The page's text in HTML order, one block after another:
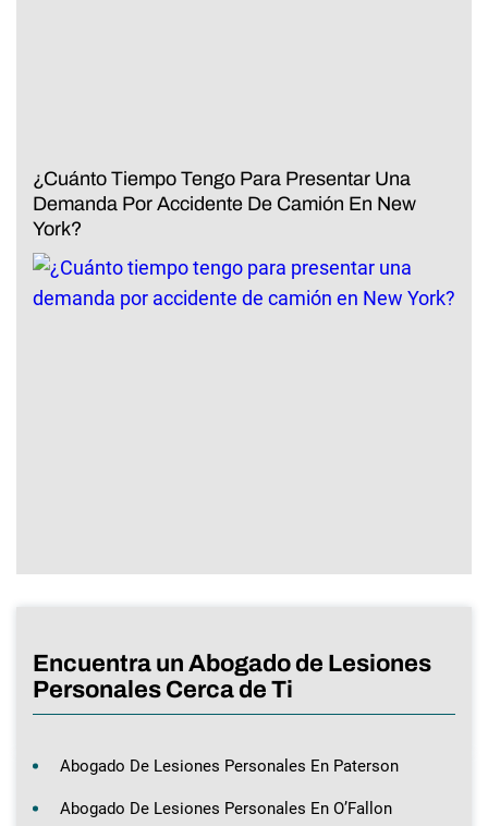
¿Cuánto Tiempo Tengo Para Presentar Una
Demanda Por Accidente De Camión En New
York?
Encuentra un Abogado de Lesiones
Personales Cerca de Ti
Abogado De Lesiones Personales En Paterson
Abogado De Lesiones Personales En O’Fallon